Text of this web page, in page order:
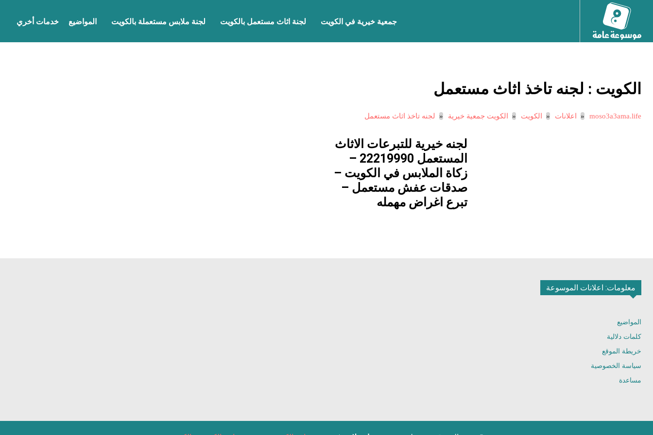
جمعية خيرية في الكويت لجنة اثاث مستعمل بالكويت لجنة ملابس مستعملة بالكويت المواضيع خدمات أخري
الكويت : لجنه تاخذ اثاث مستعمل
moso3a3ama.life اعلانات الكويت الكويت جمعية خيرية لجنه تاخذ اثاث مستعمل
لجنه خيرية للتبرعات الاثاث
المستعمل 22219990 –
زكاة الملابس في الكويت –
صدقات عفش مستعمل –
تبرع اغراض مهمله
معلومات: اعلانات الموسوعة
المواضيع
كلمات دلالية
خريطة الموقع
سياسة الخصوصية
مساعدة